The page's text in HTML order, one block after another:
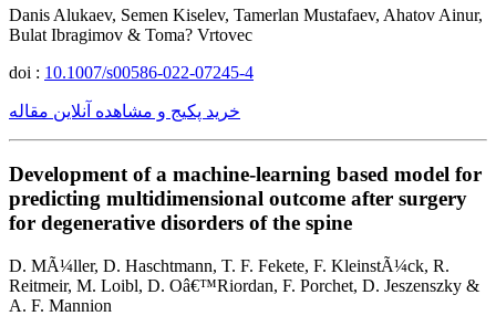
Danis Alukaev, Semen Kiselev, Tamerlan Mustafaev, Ahatov Ainur,
Bulat Ibragimov & Toma? Vrtovec
doi : 10.1007/s00586-022-07245-4
خرید پکیج و مشاهده آنلاین مقاله
Development of a machine-learning based model for
predicting multidimensional outcome after surgery
for degenerative disorders of the spine
D. MÃ¼ller, D. Haschtmann, T. F. Fekete, F. KleinstÃ¼ck, R.
Reitmeir, M. Loibl, D. Oâ€™Riordan, F. Porchet, D. Jeszenszky &
A. F. Mannion